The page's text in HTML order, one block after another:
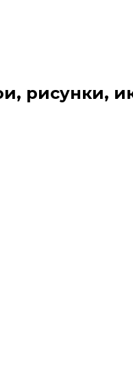
рисунки,